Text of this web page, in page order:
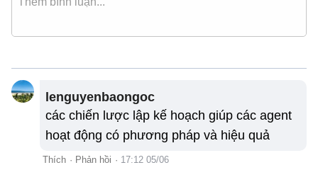
lenguyenbaongoc
các chiến lược lập kế hoạch giúp các agent
hoạt động có phương pháp và hiệu quả
Thích · Phản hồi · 17:12 05/06